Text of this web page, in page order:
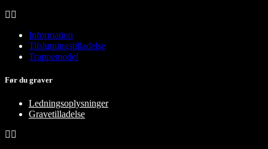
Information
Tilslutningstilladelse
Trappemodel
Før du graver
Ledningsoplysninger
Gravetilladelse